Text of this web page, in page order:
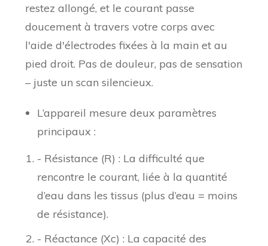
restez allongé, et le courant passe
doucement à travers votre corps avec
l'aide d'électrodes fixées à la main et au
pied droit. Pas de douleur, pas de sensation
– juste un scan silencieux.
L’appareil mesure deux paramètres
principaux :
- Résistance (R) : La difficulté que
rencontre le courant, liée à la quantité
d’eau dans les tissus (plus d’eau = moins
de résistance).
- Réactance (Xc) : La capacité des